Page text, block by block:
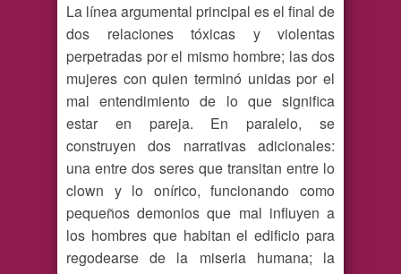
La línea argumental principal es el final de
dos relaciones tóxicas y violentas
perpetradas por el mismo hombre; las dos
mujeres con quien terminó unidas por el
mal entendimiento de lo que significa
estar en pareja. En paralelo, se
construyen dos narrativas adicionales:
una entre dos seres que transitan entre lo
clown y lo onírico, funcionando como
pequeños demonios que mal influyen a
los hombres que habitan el edificio para
regodearse de la miseria humana; la